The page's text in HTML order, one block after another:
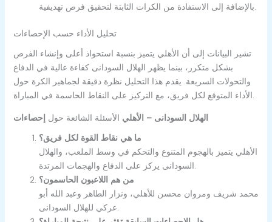
بالإضافة إلى الاستفادة من الكرات الثابتة لتحقيق فرص تهديفية.
تحليل الأداء حسب الإحصاءات
تشير البيانات إلى أن الأهلي يتميز بنسبة استحواذ أعلى وإنشاء الفرص
بشكل متكرر، بينما يظهر الهلال السودانى كفاءة عالية في الدفاع
والتحولات السريعة. يقدم هذا التحليل نظرة دقيقة لجماهير الكرة حول
الأداء المتوقع لكل فريق، مع التركيز على النقاط الحاسمة في المباراة.
الأسئلة الشائعة حول إحصاءات ‎الهلال السودانى – الأهلي
ما هي نقاط القوة لكل فريق؟
الأهلي يتميز بالهجوم المتنوع والتحكم في وسط الملعب، والهلال
السودانى يركز على الدفاع والهجمات المرتدة.
من هم اللاعبون الحاسمون؟
محمد شريف ومروان محسن للأهلي، ونزار الطاهر وعبد الله أبو
عركي للهلال السودانى.